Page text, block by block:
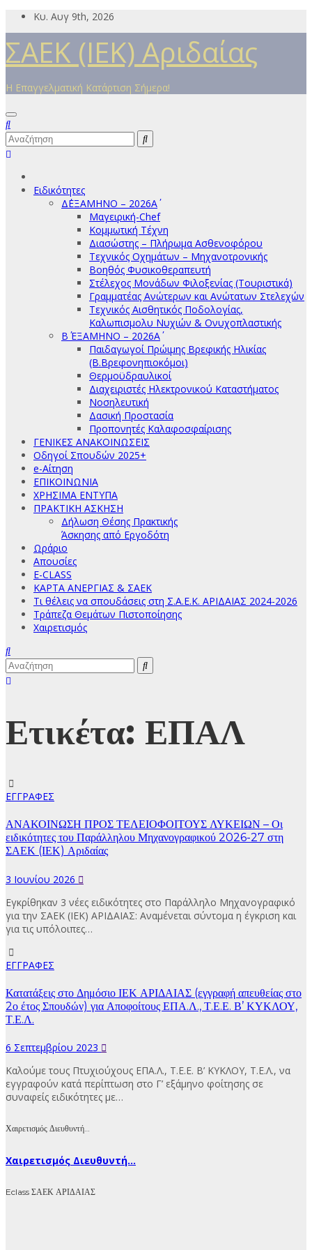
Μετάβαση
περιεχόμενο
Κυ. Αυγ 9th, 2026
ΣΑΕΚ (ΙΕΚ) Αριδαίας
Η Επαγγελματική Κατάρτιση Σήμερα!
Ειδικότητες
Δ΄ΕΞΑΜΗΝΟ – 2026Α΄
Μαγειρική-Chef
Κομμωτική Τέχνη
Διασώστης – Πλήρωμα Ασθενοφόρου
Τεχνικός Οχημάτων – Μηχανοτρονικής
Βοηθός Φυσικοθεραπευτή
Στέλεχος Μονάδων Φιλοξενίας (Τουριστικά)
Γραμματέας Ανώτερων και Ανώτατων Στελεχών
Τεχνικός Αισθητικός Ποδολογίας,
Καλωπισμολυ Νυχιών & Ονυχοπλαστικής
Β΄ ΕΞΑΜΗΝΟ – 2026Α΄
Παιδαγωγοί Πρώιμης Βρεφικής Ηλικίας
(Β.Βρεφονηπιοκόμοι)
Θερμοϋδραυλικοί
Διαχειριστές Ηλεκτρονικού Καταστήματος
Νοσηλευτική
Δασική Προστασία
Προπονητές Καλαφοσφαίρισης
ΓΕΝΙΚΕΣ ΑΝΑΚΟΙΝΩΣΕΙΣ
Οδηγοί Σπουδών 2025+
e-Αίτηση
ΕΠΙΚΟΙΝΩΝΙΑ
ΧΡΗΣΙΜΑ ΕΝΤΥΠΑ
ΠΡΑΚΤΙΚΗ ΑΣΚΗΣΗ
Δήλωση Θέσης Πρακτικής
Άσκησης από Εργοδότη
Ωράριο
Απουσίες
E-CLASS
ΚΑΡΤΑ ΑΝΕΡΓΙΑΣ & ΣΑΕΚ
Τι θέλεις να σπουδάσεις στη Σ.Α.Ε.Κ. ΑΡΙΔΑΙΑΣ 2024-2026
Τράπεζα Θεμάτων Πιστοποίησης
Χαιρετισμός
Ετικέτα: ΕΠΑΛ
ΕΓΓΡΑΦΕΣ
ΑΝΑΚΟΙΝΩΣΗ ΠΡΟΣ ΤΕΛΕΙΟΦΟΙΤΟΥΣ ΛΥΚΕΙΩΝ – Οι
ειδικότητες του Παράλληλου Μηχανογραφικού 2026-27 στη
ΣΑΕΚ (ΙΕΚ) Αριδαίας
3 Ιουνίου 2026
Εγκρίθηκαν 3 νέες ειδικότητες στο Παράλληλο Μηχανογραφικό
για την ΣΑΕΚ (ΙΕΚ) ΑΡΙΔΑΙΑΣ: Αναμένεται σύντομα η έγκριση και
για τις υπόλοιπες…
ΕΓΓΡΑΦΕΣ
Κατατάξεις στο Δημόσιο ΙΕΚ ΑΡΙΔΑΙΑΣ (εγγραφή απευθείας στο
2ο έτος Σπουδών) για Αποφοίτους ΕΠΑ.Λ., Τ.Ε.Ε. Β’ ΚΥΚΛΟΥ,
Τ.Ε.Λ.
6 Σεπτεμβρίου 2023
Καλούμε τους Πτυχιούχους ΕΠΑ.Λ., Τ.Ε.Ε. Β’ ΚΥΚΛΟΥ, Τ.Ε.Λ., να
εγγραφούν κατά περίπτωση στο Γ’ εξάμηνο φοίτησης σε
συναφείς ειδικότητες με…
Χαιρετισμός Διευθυντή…
Χαιρετισμός Διευθυντή...
Eclass ΣΑΕΚ ΑΡΙΔΑΙΑΣ